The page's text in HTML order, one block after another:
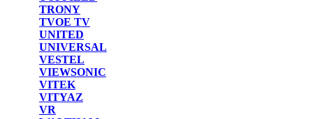
TRONY
TVOE TV
UNITED
UNIVERSAL
VESTEL
VIEWSONIC
VITEK
VITYAZ
VR